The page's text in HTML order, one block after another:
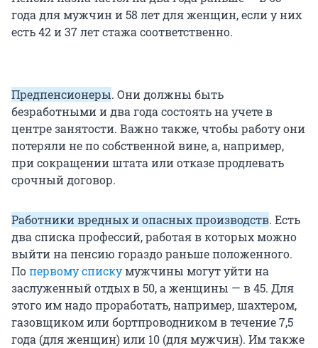
года для мужчин и 58 лет для женщин, если у них
есть 42 и 37 лет стажа соответственно.
Предпенсионеры. Они должны быть
безработными и два года состоять на учете в
центре занятости. Важно также, чтобы работу они
потеряли не по собственной вине, а, например,
при сокращении штата или отказе продлевать
срочный договор.
Работники вредных и опасных производств. Есть
два списка профессий, работая в которых можно
выйти на пенсию гораздо раньше положенного.
Попервому спискумужчины могут уйти на
заслуженный отдых в 50, а женщины — в 45. Для
этого им надо проработать, например, шахтером,
газовщиком или бортпроводником в течение 7,5
года (для женщин) или 10 (для мужчин). Им также